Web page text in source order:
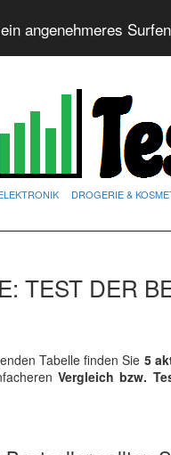
angenehmeres
DROGERIE &
TEST DER
Tabelle finden Sie 5
Vergleich bzw.